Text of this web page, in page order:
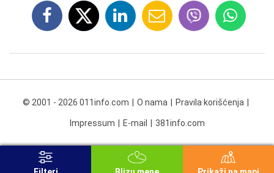
© 2001 - 2026 011info.com O nama Pravila korišćenja
Impressum E-mail 381info.com